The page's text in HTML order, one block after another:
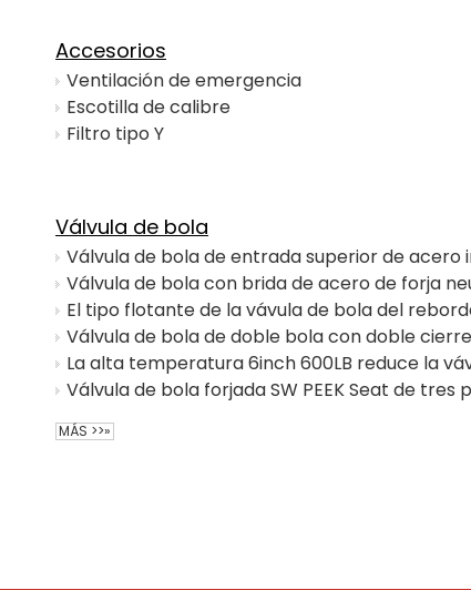
Accesorios
Ventilación de emergencia
Escotilla de calibre
Filtro tipo Y
Válvula de bola
MÁS >>»